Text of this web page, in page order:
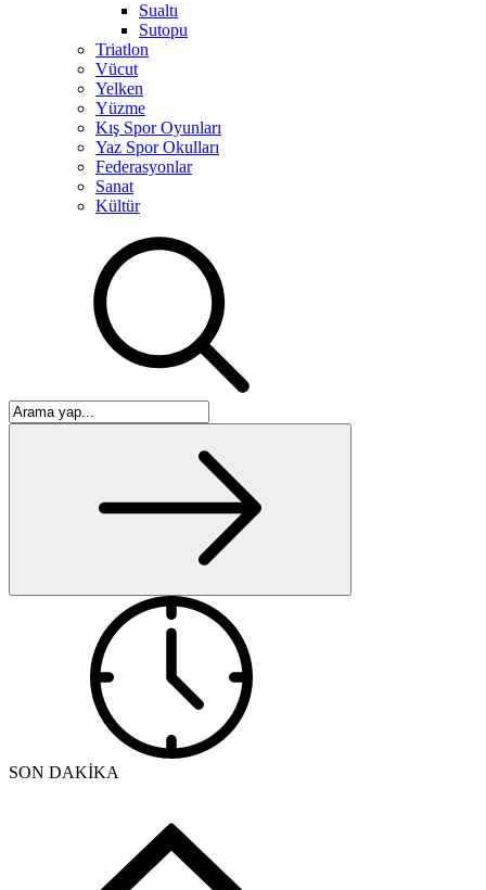
Sualtı
Sutopu
Triatlon
Vücut
Yelken
Yüzme
Kış Spor Oyunları
Yaz Spor Okulları
Federasyonlar
Sanat
Kültür
SON DAKİKA